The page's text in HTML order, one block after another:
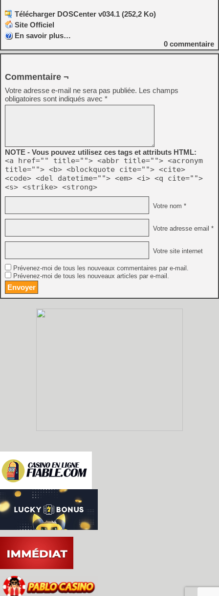
Télécharger DOSCenter v034.1 (252,2 Ko)
Site Officiel
En savoir plus…
0 commentaire
Commentaire ¬
Votre adresse e-mail ne sera pas publiée. Les champs
obligatoires sont indiqués avec *
NOTE - Vous pouvez utilisez ces tags et attributs HTML:
<a href="" title=""> <abbr title=""> <acronym
title=""> <b> <blockquote cite=""> <cite>
<code> <del datetime=""> <em> <i> <q cite="">
<s> <strike> <strong>
Votre nom *
Votre adresse email *
Votre site internet
Prévenez-moi de tous les nouveaux commentaires par e-mail.
Prévenez-moi de tous les nouveaux articles par e-mail.